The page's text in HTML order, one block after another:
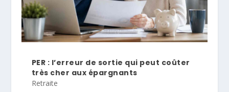
PER : l’erreur de sortie qui peut coûter
très cher aux épargnants
Retraite